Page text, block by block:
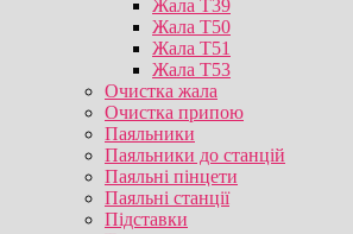
Жала T39
Жала T50
Жала T51
Жала T53
Очистка жала
Очистка припою
Паяльники
Паяльники до станцій
Паяльні пінцети
Паяльні станції
Підставки